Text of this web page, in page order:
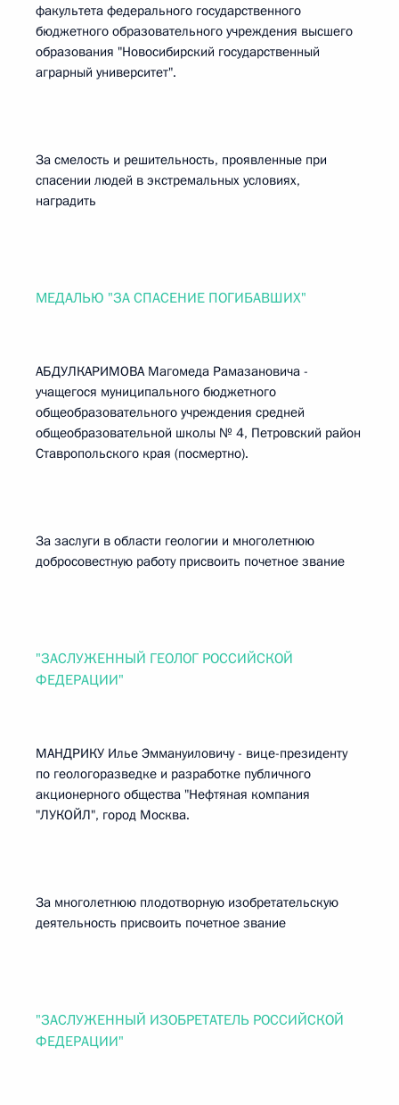
факультета федерального государственного
бюджетного образовательного учреждения высшего
образования "Новосибирский государственный
аграрный университет".
За смелость и решительность, проявленные при
спасении людей в экстремальных условиях,
наградить
МЕДАЛЬЮ "ЗА СПАСЕНИЕ ПОГИБАВШИХ"
АБДУЛКАРИМОВА Магомеда Рамазановича -
учащегося муниципального бюджетного
общеобразовательного учреждения средней
общеобразовательной школы № 4, Петровский район
Ставропольского края (посмертно).
За заслуги в области геологии и многолетнюю
добросовестную работу присвоить почетное звание
"ЗАСЛУЖЕННЫЙ ГЕОЛОГ РОССИЙСКОЙ
ФЕДЕРАЦИИ"
МАНДРИКУ Илье Эммануиловичу - вице-президенту
по геологоразведке и разработке публичного
акционерного общества "Нефтяная компания
"ЛУКОЙЛ", город Москва.
За многолетнюю плодотворную изобретательскую
деятельность присвоить почетное звание
"ЗАСЛУЖЕННЫЙ ИЗОБРЕТАТЕЛЬ РОССИЙСКОЙ
ФЕДЕРАЦИИ"